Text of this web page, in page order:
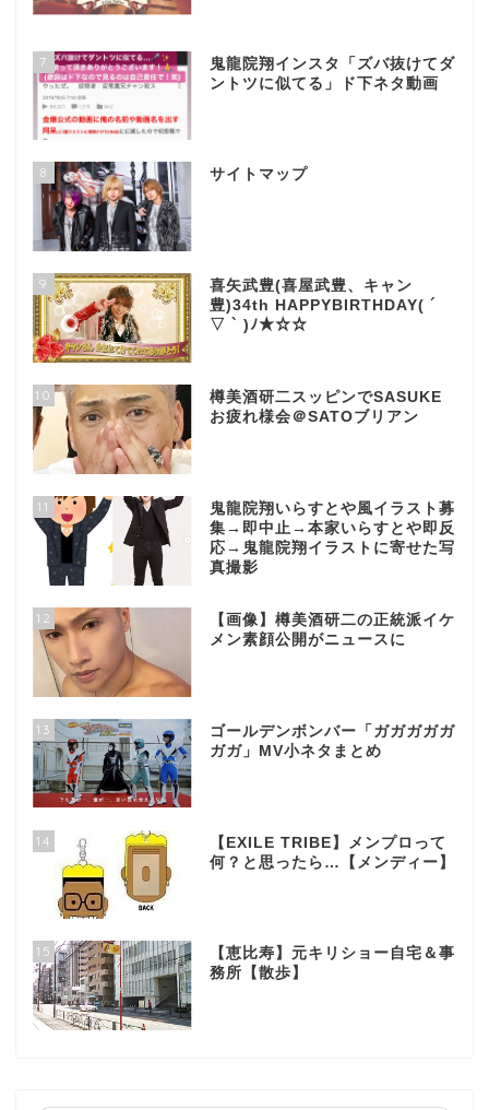
7
鬼龍院翔インスタ「ズバ抜けてダ
ントツに似てる」ド下ネタ動画
8 サイトマップ
9
喜矢武豊(喜屋武豊、キャン
豊)34th HAPPYBIRTHDAY( ´
▽ ` )ﾉ★☆☆
10
樽美酒研二スッピンでSASUKE
お疲れ様会＠SATOブリアン
11
鬼龍院翔いらすとや風イラスト募
集→即中止→本家いらすとや即反
応→鬼龍院翔イラストに寄せた写
真撮影
12
【画像】樽美酒研二の正統派イケ
メン素顔公開がニュースに
13
ゴールデンボンバー「ガガガガガ
ガガ」MV小ネタまとめ
14
【EXILE TRIBE】メンプロって
何？と思ったら…【メンディー】
15
【恵比寿】元キリショー自宅＆事
務所【散歩】